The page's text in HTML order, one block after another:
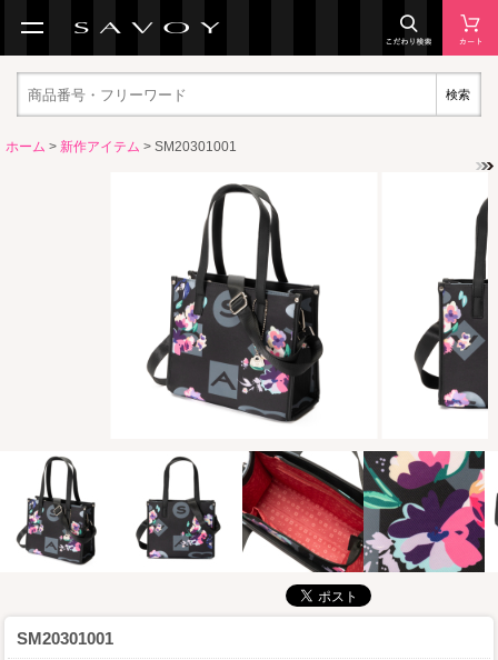
検索
ホーム > 新作アイテム > SM20301001
SM20301001